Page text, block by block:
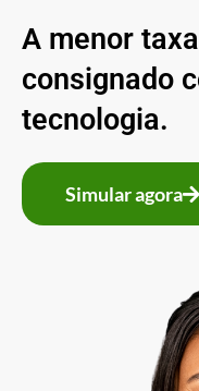
A menor
consignado
tecnologia.
Simular agora